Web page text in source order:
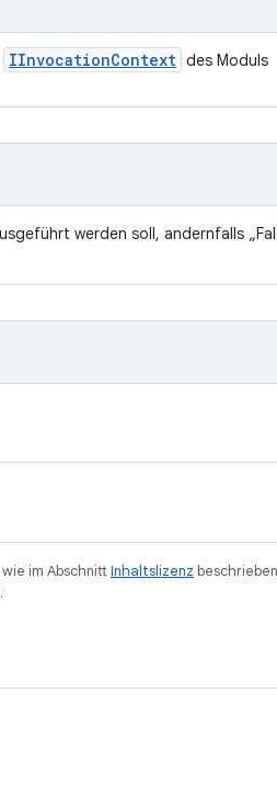
IInvocationContext des Moduls
werden soll, andernfalls
im AbschnittInhaltslizenz